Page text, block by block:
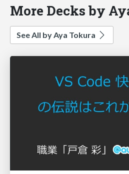
More Decks by
See All by Aya Tokura